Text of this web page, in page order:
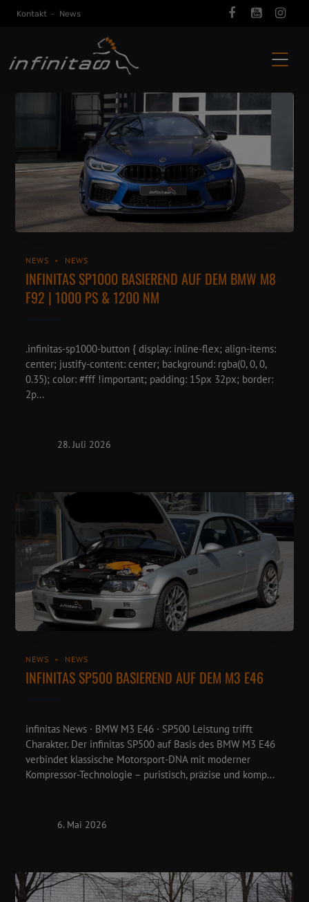
Kontakt - News
NEWS NEWS
INFINITAS SP1000 BASIEREND AUF DEM BMW M8
F92 | 1000 PS & 1200 NM
.infinitas-sp1000-button { display: inline-flex; align-items:
center; justify-content: center; background: rgba(0, 0, 0,
0.35); color: #fff !important; padding: 15px 32px; border:
2p...
28. Juli 2026
NEWS NEWS
INFINITAS SP500 BASIEREND AUF DEM M3 E46
infinitas News · BMW M3 E46 · SP500 Leistung trifft
Charakter. Der infinitas SP500 auf Basis des BMW M3 E46
verbindet klassische Motorsport-DNA mit moderner
Kompressor-Technologie – puristisch, präzise und komp...
6. Mai 2026